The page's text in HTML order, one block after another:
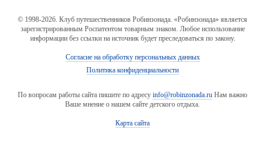
© 1998-2026. Клуб путешественников Робинзонада. «Робинзонада» является
зарегистрированным Роспатентом товарным знаком. Любое использование
информации без ссылки на источник будет преследоваться по закону.
Согласие на обработку персональных данных
Политика конфиденциальности
По вопросам работы сайта пишите по адресу info@robinzonada.ru Нам важно
Ваше мнение о нашем сайте детского отдыха.
Карта сайта